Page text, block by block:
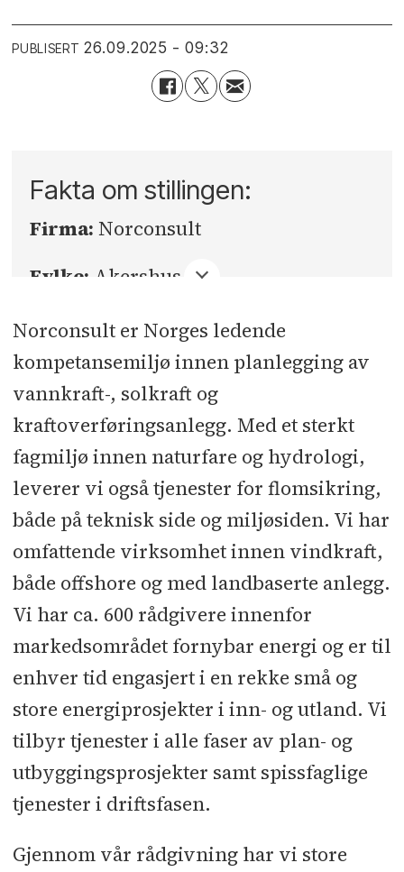
PUBLISERT 26.09.2025 - 09:32
Fakta om stillingen:
Firma: Norconsult
Fylke: Akershus
Sted:Sandvika
Søknadsfrist:26.10.2025
Norconsult er Norges ledende
kompetansemiljø innen planlegging av
vannkraft-, solkraft og
kraftoverføringsanlegg. Med et sterkt
fagmiljø innen naturfare og hydrologi,
leverer vi også tjenester for flomsikring,
både på teknisk side og miljøsiden. Vi har
omfattende virksomhet innen vindkraft,
både offshore og med landbaserte anlegg.
Vi har ca. 600 rådgivere innenfor
markedsområdet fornybar energi og er til
enhver tid engasjert i en rekke små og
store energiprosjekter i inn- og utland. Vi
tilbyr tjenester i alle faser av plan- og
utbyggingsprosjekter samt spissfaglige
tjenester i driftsfasen.
Gjennom vår rådgivning har vi store